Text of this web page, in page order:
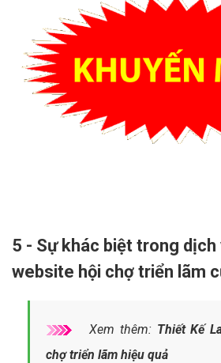
5 - Sự khác biệt trong
website hội chợ triển lãm
Xem thêm: Thiết Kế
chợ triển lãm hiệu quả